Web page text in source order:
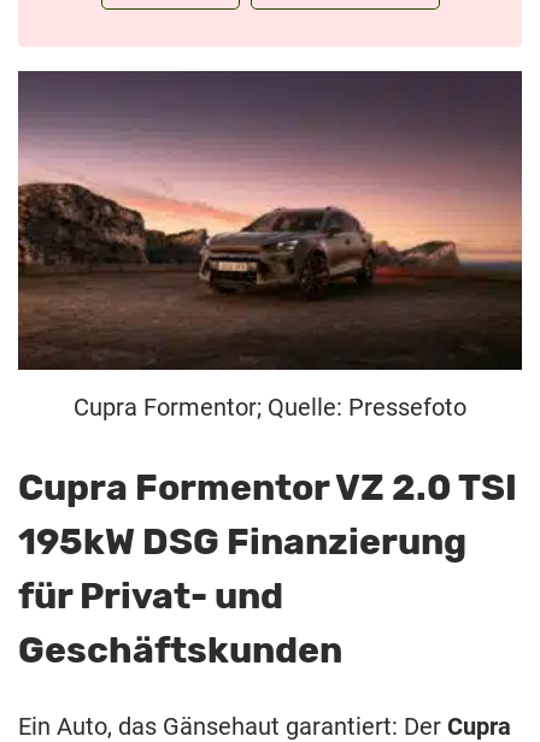
Cupra Formentor; Quelle: Pressefoto
Cupra Formentor VZ 2.0 TSI
195kW DSG Finanzierung
für Privat- und
Geschäftskunden
Ein Auto, das Gänsehaut garantiert: Der Cupra